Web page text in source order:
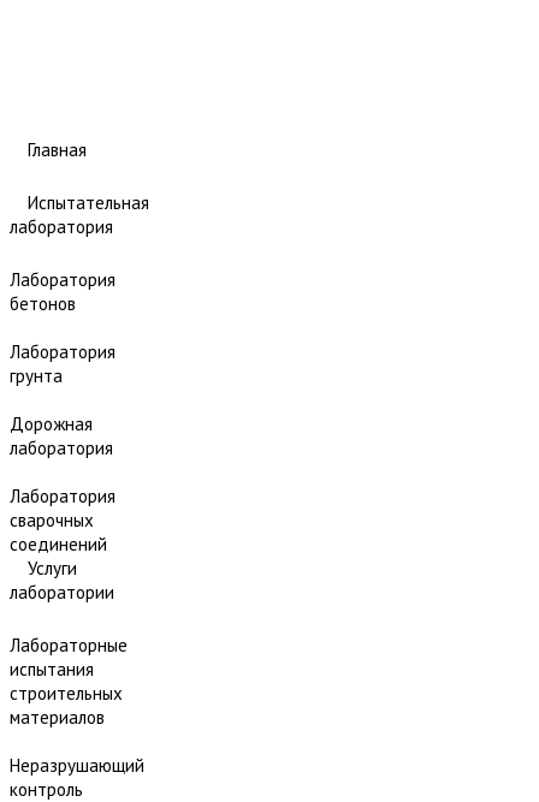
Главная
Испытательная
лаборатория
Лаборатория
бетонов
Лаборатория
грунта
Дорожная
лаборатория
Лаборатория
сварочных
соединений
Услуги
лаборатории
Лабораторные
испытания
строительных
материалов
Неразрушающий
контроль